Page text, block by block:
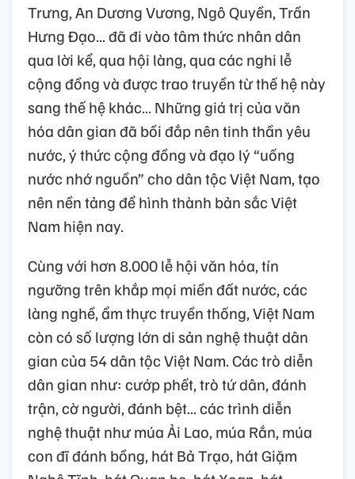
Trưng, An Dương Vương, Ngô Quyền, Trần
Hưng Đạo... đã đi vào tâm thức nhân dân
qua lời kể, qua hội làng, qua các nghi lễ
cộng đồng và được trao truyền từ thế hệ này
sang thế hệ khác… Những giá trị của văn
hóa dân gian đã bồi đắp nên tinh thần yêu
nước, ý thức cộng đồng và đạo lý “uống
nước nhớ nguồn” cho dân tộc Việt Nam, tạo
nên nền tảng để hình thành bản sắc Việt
Nam hiện nay.
Cùng với hơn 8.000 lễ hội văn hóa, tín
ngưỡng trên khắp mọi miền đất nước, các
làng nghề, ẩm thực truyền thống, Việt Nam
còn có số lượng lớn di sản nghệ thuật dân
gian của 54 dân tộc Việt Nam. Các trò diễn
dân gian như: cướp phết, trò tứ dân, đánh
trận, cờ người, đánh bệt... các trình diễn
nghệ thuật như múa Ải Lao, múa Rắn, múa
con đĩ đánh bồng, hát Bả Trạo, hát Giặm